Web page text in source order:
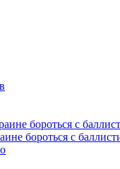
бороться с